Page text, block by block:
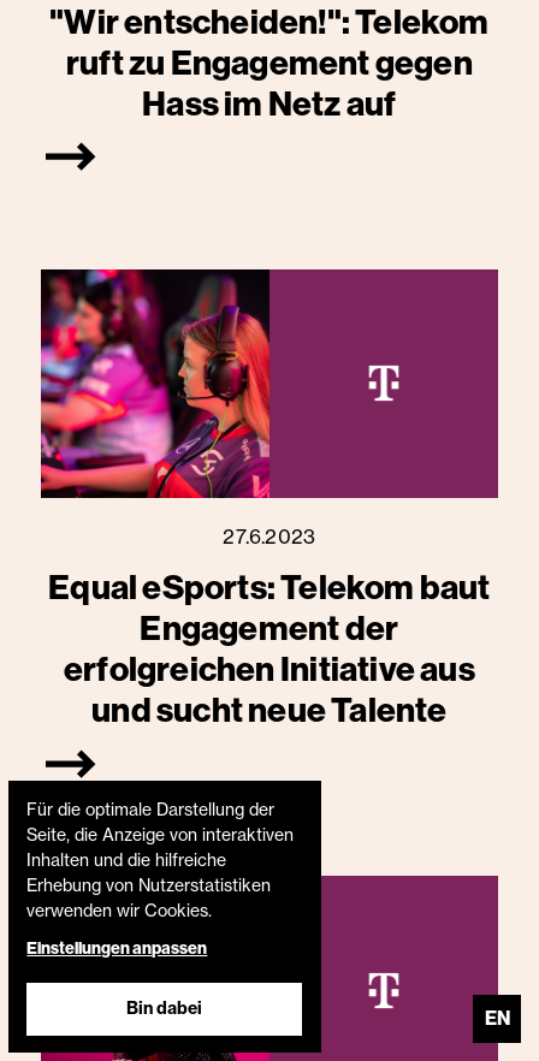
EN
"Wir entscheiden!": Telekom
ruft zu Engagement gegen
Hass im Netz auf
27.6.2023
Equal eSports: Telekom baut
Engagement der
erfolgreichen Initiative aus
und sucht neue Talente
Für die optimale Darstellung der
Seite, die Anzeige von interaktiven
Inhalten und die hilfreiche
Erhebung von Nutzerstatistiken
verwenden wir Cookies.
Einstellungen anpassen
Bin dabei